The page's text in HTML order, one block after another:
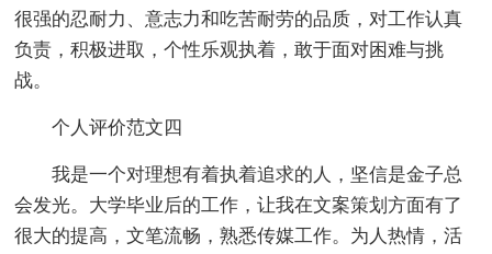
很强的忍耐力、意志力和吃苦耐劳的品质，对工作认真
负责，积极进取，个性乐观执着，敢于面对困难与挑
战。
个人评价范文四
我是一个对理想有着执着追求的人，坚信是金子总
会发光。大学毕业后的工作，让我在文案策划方面有了
很大的提高，文笔流畅，熟悉传媒工作。为人热情，活